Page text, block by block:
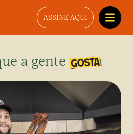
ASSINE AQUI
a gente gosta